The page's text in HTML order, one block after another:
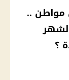
لـ22 مليون مواطن ..